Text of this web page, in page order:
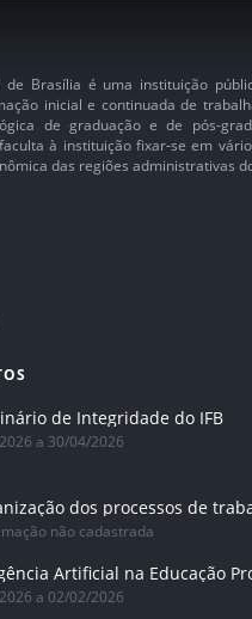
de Brasília é uma instituição
inicial e continuada de
de graduação e de pós-
à instituição fixar-se em
das regiões administrativas
de Integridade do IFB
a 30/04/2026
dos processos de
não cadastrada
a 02/02/2026